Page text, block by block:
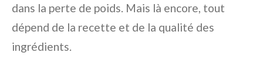
dans la perte de poids. Mais là encore, tout
dépend de la recette et de la qualité des
ingrédients.